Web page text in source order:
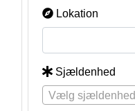
Lokation
Sjældenhed
Vælg sjældenhed